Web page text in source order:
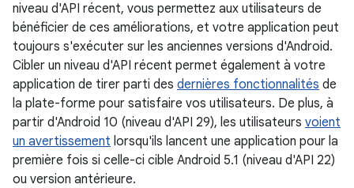
niveau d'API récent, vous permettez aux utilisateurs de
bénéficier de ces améliorations, et votre application peut
toujours s'exécuter sur les anciennes versions d'Android.
Cibler un niveau d'API récent permet également à votre
application de tirer parti des dernières fonctionnalités de
la plate-forme pour satisfaire vos utilisateurs. De plus, à
partir d'Android 10 (niveau d'API 29), les utilisateurs voient
un avertissement lorsqu'ils lancent une application pour la
première fois si celle-ci cible Android 5.1 (niveau d'API 22)
ou version antérieure.